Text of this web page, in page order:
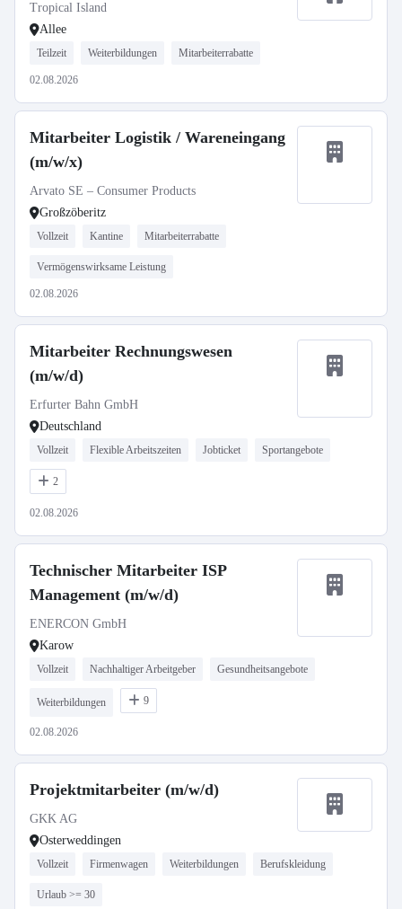
Tropical Island
Allee
Teilzeit Weiterbildungen Mitarbeiterrabatte
02.08.2026
Mitarbeiter Logistik / Wareneingang
(m/w/x)
Arvato SE – Consumer Products
Großzöberitz
Vollzeit Kantine Mitarbeiterrabatte
Vermögenswirksame Leistung
02.08.2026
Mitarbeiter Rechnungswesen
(m/w/d)
Erfurter Bahn GmbH
Deutschland
Vollzeit Flexible Arbeitszeiten Jobticket Sportangebote
2
02.08.2026
Technischer Mitarbeiter ISP
Management (m/w/d)
ENERCON GmbH
Karow
Vollzeit Nachhaltiger Arbeitgeber Gesundheitsangebote
Weiterbildungen 9
02.08.2026
Projektmitarbeiter (m/w/d)
GKK AG
Osterweddingen
Vollzeit Firmenwagen Weiterbildungen Berufskleidung
Urlaub >= 30